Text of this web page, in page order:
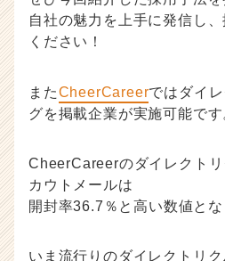
自社の魅力を上手に発信し
ください！
またCheerCareerではダイ
グを掲載企業が実施可能です
CheerCareerのダイレクト
カウトメールは
開封率36.7％と高い数値とな
いま流行りのダイレクトリ